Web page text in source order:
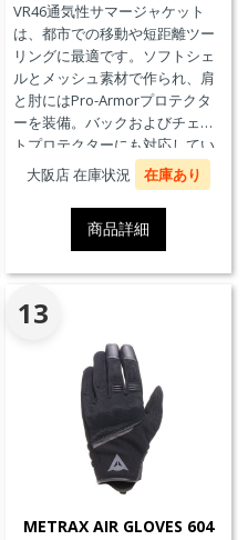
VR46通気性サマージャケット
は、都市での移動や短距離ツー
リングに最適です。ソフトシェ
ルとメッシュ素材で作られ、肩
と肘にはPro-Armorプロテクタ
ーを装備。バックおよびチェス
トプロテクターにも対応してい
ます。デザインはヴァレンティ
ーノ・ロッシのキャリアに敬意
を表しています。EN 17092 クラ
スA認証取得済み。
大阪店 在庫状況 在庫あり
商品詳細
13
METRAX AIR GLOVES 604